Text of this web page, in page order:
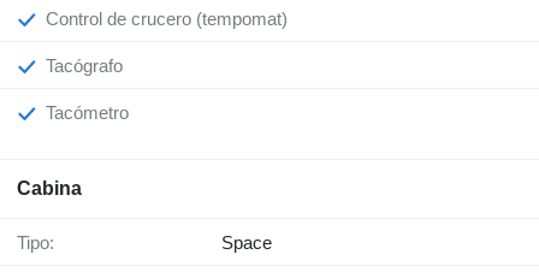
Control de crucero (tempomat)
Tacógrafo
Tacómetro
Cabina
Tipo: Space